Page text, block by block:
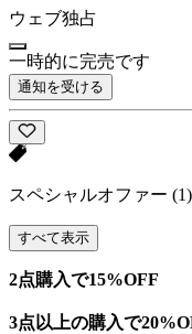
ウェブ独占
一時的に完売です
通知を受ける
スペシャルオファー (1)
すべて表示
2点購入で15%OFF
3点以上の購入で